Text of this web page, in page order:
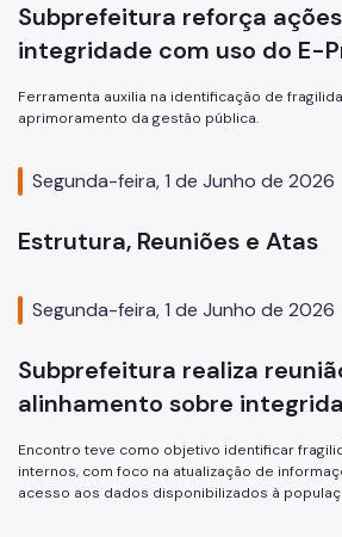
Subprefeitura reforça
integridade com uso do E-
Ferramenta auxilia na identificação de
aprimoramento da gestão pública.
Segunda-feira, 1 de Junho de 2026
Estrutura, Reuniões e Atas
Segunda-feira, 1 de Junho de 2026
Subprefeitura realiza
alinhamento sobre
Encontro teve como objetivo identificar
internos, com foco na atualização de
acesso aos dados disponibilizados à